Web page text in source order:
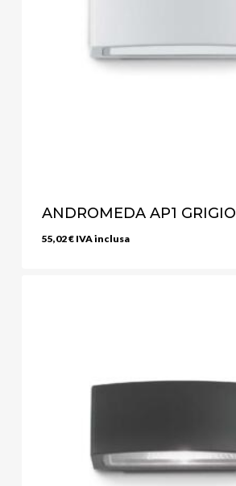
ANDROMEDA AP1 GRIGIO
55,02€ IVA inclusa